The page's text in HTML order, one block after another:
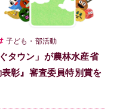
子ども・部活動
タウン」が農林水産省
表彰』審査委員特別賞を